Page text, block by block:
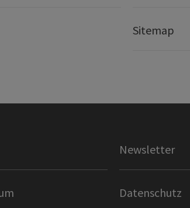
Sitemap
Newsletter
Datenschutz